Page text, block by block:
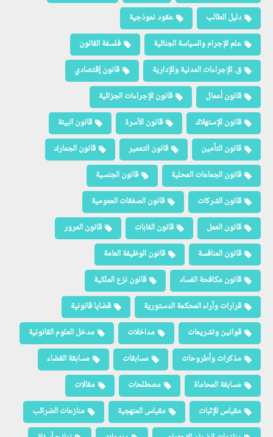
دليل الطالب
عقود نموذجية
علم الإجرام والسياسة الجنائية
فلسفة القانون
ق. الإجراءات المدنية والإدارية
قانون إقتصادي
قانون أعمال
قانون الإجراءات الجزائية
قانون الإستهلاك
قانون الأسرة
قانون البيئة
قانون التأمين
قانون التعمير
قانون الجمارك
قانون الجماعات المحلية
قانون الجنسية
قانون الشركات
قانون الصفقات العمومية
قانون العمل
قانون الغابات
قانون المرور
قانون المنافسة
قانون الوظيفة العامة
قانون مكافحة الفساد
قانون نزع الملكية
قرارات وآراء المحكمة الدستورية
قضايا قانونية
قوانين وتشريعات
مداخلات
مدخل العلوم القانونية
مذكرات وأطروحات
مسابقات
مسابقة القضاء
مسابقة المحاماة
مصطلحات
مقالات
مقياس الإثبات
مقياس المنهجية
منازعات الضرائب